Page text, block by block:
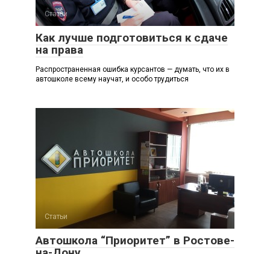
Статьи
Как лучше подготовиться к сдаче
на права
Распространенная ошибка курсантов — думать, что их в
автошколе всему научат, и особо трудиться
Статьи
Автошкола “Приоритет” в Ростове-